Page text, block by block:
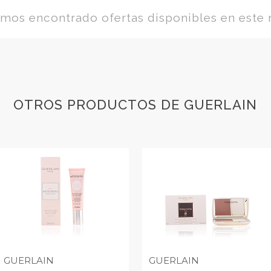
encontrado ofertas disponibles en este
OTROS PRODUCTOS DE GUERLAIN
GUERLAIN GUERLAIN